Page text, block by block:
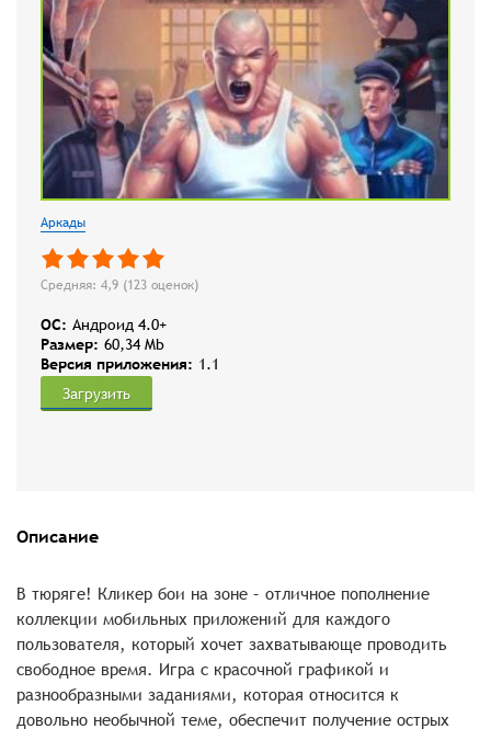
Аркады
Средняя: 4,9 (123 оценок)
OC: Андроид 4.0+
Размер: 60,34 Mb
Версия приложения: 1.1
Загрузить
Описание
В тюряге! Кликер бои на зоне – отличное пополнение
коллекции мобильных приложений для каждого
пользователя, который хочет захватывающе проводить
свободное время. Игра с красочной графикой и
разнообразными заданиями, которая относится к
довольно необычной теме, обеспечит получение острых